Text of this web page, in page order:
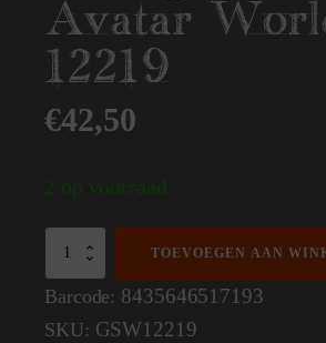
Avatar
12219
€42,50
2 op voorraad
Basing
-
World
TOEVOEGEN AAN
Barcode: 8435646517193
SKU: GSW12219